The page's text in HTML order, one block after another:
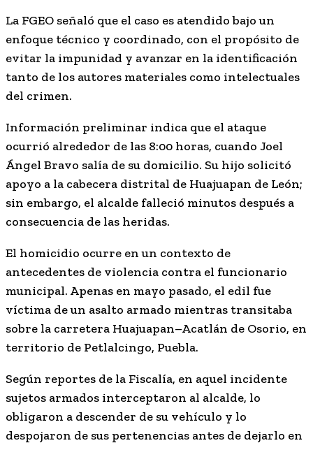
La FGEO señaló que el caso es atendido bajo un
enfoque técnico y coordinado, con el propósito de
evitar la impunidad y avanzar en la identificación
tanto de los autores materiales como intelectuales
del crimen.
Información preliminar indica que el ataque
ocurrió alrededor de las 8:00 horas, cuando Joel
Ángel Bravo salía de su domicilio. Su hijo solicitó
apoyo a la cabecera distrital de Huajuapan de León;
sin embargo, el alcalde falleció minutos después a
consecuencia de las heridas.
El homicidio ocurre en un contexto de
antecedentes de violencia contra el funcionario
municipal. Apenas en mayo pasado, el edil fue
víctima de un asalto armado mientras transitaba
sobre la carretera Huajuapan–Acatlán de Osorio, en
territorio de Petlalcingo, Puebla.
Según reportes de la Fiscalía, en aquel incidente
sujetos armados interceptaron al alcalde, lo
obligaron a descender de su vehículo y lo
despojaron de sus pertenencias antes de dejarlo en